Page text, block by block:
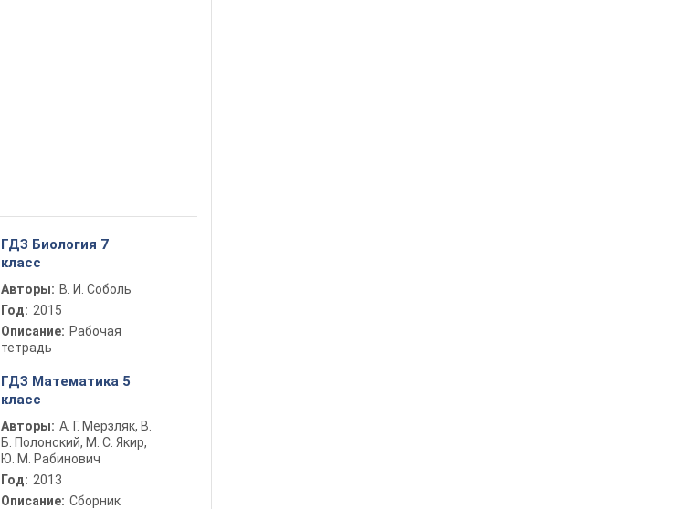
ГДЗ Биология 7
класс
Авторы: В. И. Соболь
Год: 2015
Описание: Рабочая
тетрадь
ГДЗ Математика 5
класс
Авторы: А. Г. Мерзляк, В.
Б. Полонский, М. С. Якир,
Ю. М. Рабинович
Год: 2013
Описание: Сборник